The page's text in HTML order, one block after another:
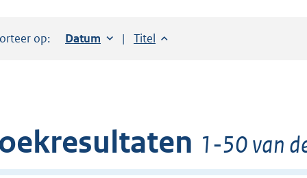
op: Sorteer op:
Datum oplopendSorteer op:
Titel oplopend
1-50 van